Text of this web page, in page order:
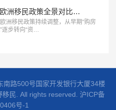
2026年欧洲移民政策全景对比：主流国家路径、成本与适配人群分析
洲移民政策持续调整，从早期“购房
逐步转向“资…
南路500号国家开发银行大厦34楼
民. All rights reserved. 沪ICP备
号-1